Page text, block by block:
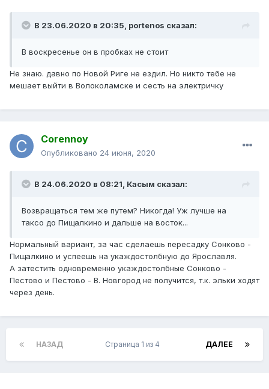
В 23.06.2020 в 20:35, portenos сказал:
В воскресенье он в пробках не стоит
Не знаю. давно по Новой Риге не ездил. Но никто тебе не
мешает выйти в Волоколамске и сесть на электричку
Corennoy
Опубликовано 24 июня, 2020
В 24.06.2020 в 08:21, Касым сказал:
Возвращаться тем же путем? Никогда! Уж лучше на
таксо до Пищалкино и дальше на восток...
Нормальный вариант, за час сделаешь пересадку Сонково -
Пищалкино и успеешь на укаждостолбную до Ярославля.
А затестить одновременно укаждостолбные Сонково -
Пестово и Пестово - В. Новгород не получится, т.к. эльки ходят
через день.
НАЗАД ДАЛЕЕ
Страница 1 из 4